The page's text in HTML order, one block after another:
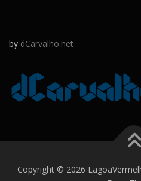
by dCarvalho.net
Copyright © 2026